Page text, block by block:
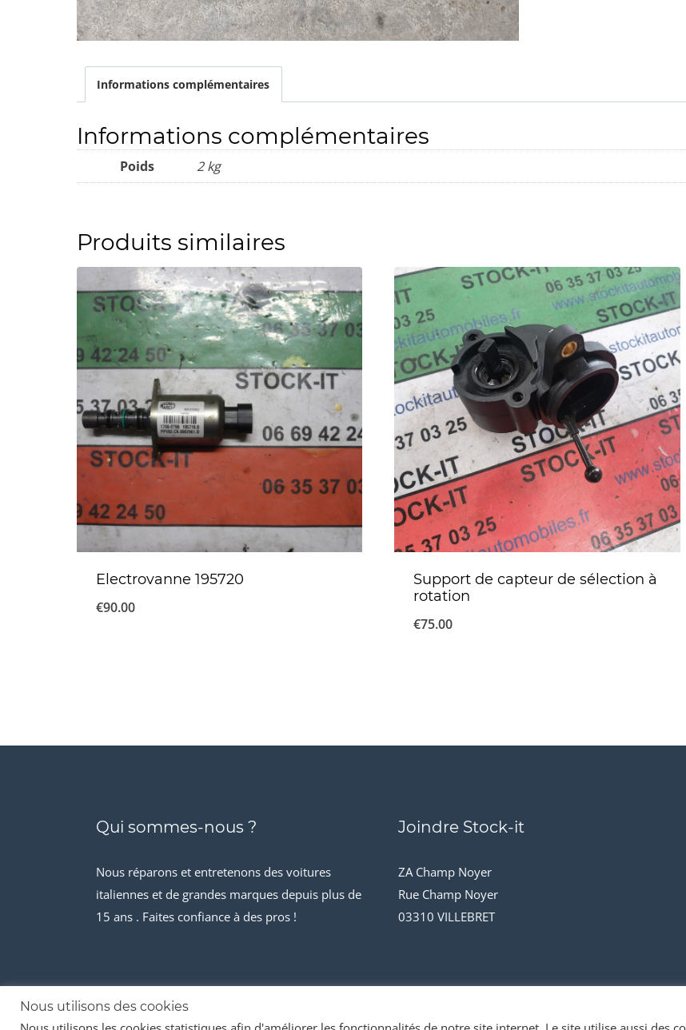
Informations complémentaires
Informations complémentaires
Poids 2 kg
Produits similaires
Electrovanne 195720
€90.00
Support de capteur de sélection à
rotation
€75.00
Qui sommes-nous ?
Nous réparons et entretenons des voitures
italiennes et de grandes marques depuis plus de
15 ans . Faites confiance à des pros !
Joindre Stock-it
ZA Champ Noyer
Rue Champ Noyer
03310 VILLEBRET
Nous utilisons des cookies